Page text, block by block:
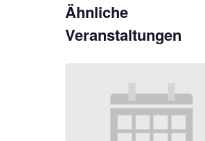
Ähnliche
Veranstaltungen